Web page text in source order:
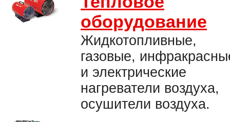
оборудование
Жидкотопливные,
газовые,
и электрические
нагреватели воздуха,
осушители воздуха.